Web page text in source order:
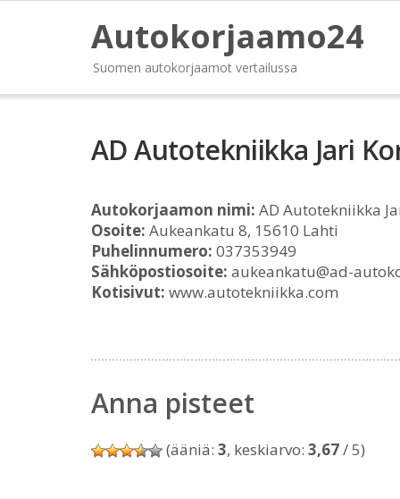
Autokorjaamo24
Suomen autokorjaamot vertailussa
AD Autotekniikka Jari
Autokorjaamon nimi: AD Autotekniikka
Osoite: Aukeankatu 8, 15610 Lahti
Puhelinnumero: 037353949
Sähköpostiosoite: aukeankatu@ad-
Kotisivut: www.autotekniikka.com
Anna pisteet
(ääniä: 3, keskiarvo: 3,67/ 5)